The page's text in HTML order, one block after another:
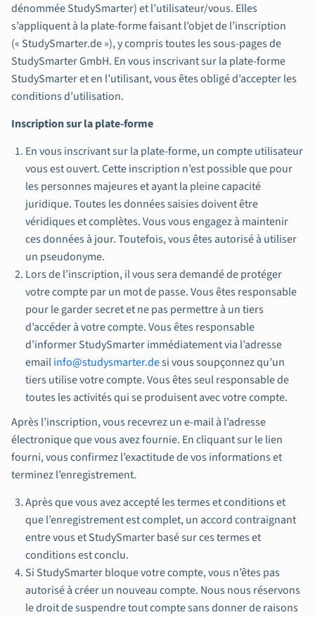
dénommée StudySmarter) et l’utilisateur/vous. Elles
s’appliquent à la plate-forme faisant l’objet de l’inscription
(« StudySmarter.de »), y compris toutes les sous-pages de
StudySmarter GmbH. En vous inscrivant sur la plate-forme
StudySmarter et en l’utilisant, vous êtes obligé d’accepter les
conditions d’utilisation.
Inscription sur la plate-forme
En vous inscrivant sur la plate-forme, un compte utilisateur
vous est ouvert. Cette inscription n’est possible que pour
les personnes majeures et ayant la pleine capacité
juridique. Toutes les données saisies doivent être
véridiques et complètes. Vous vous engagez à maintenir
ces données à jour. Toutefois, vous êtes autorisé à utiliser
un pseudonyme.
Lors de l’inscription, il vous sera demandé de protéger
votre compte par un mot de passe. Vous êtes responsable
pour le garder secret et ne pas permettre à un tiers
d’accéder à votre compte. Vous êtes responsable
d’informer StudySmarter immédiatement via l’adresse
emailinfo@studysmarter.desi vous soupçonnez qu’un
tiers utilise votre compte. Vous êtes seul responsable de
toutes les activités qui se produisent avec votre compte.
Après l’inscription, vous recevrez un e-mail à l’adresse
électronique que vous avez fournie. En cliquant sur le lien
fourni, vous confirmez l’exactitude de vos informations et
terminez l’enregistrement.
Après que vous avez accepté les termes et conditions et
que l’enregistrement est complet, un accord contraignant
entre vous et StudySmarter basé sur ces termes et
conditions est conclu.
Si StudySmarter bloque votre compte, vous n’êtes pas
autorisé à créer un nouveau compte. Nous nous réservons
le droit de suspendre tout compte sans donner de raisons